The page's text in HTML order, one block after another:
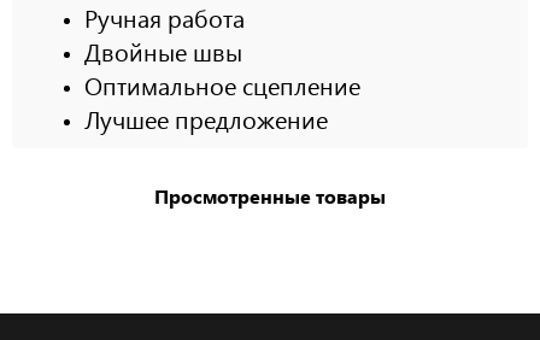
Ручная работа
Двойные швы
Оптимальное сцепление
Лучшее предложение
Просмотренные товары